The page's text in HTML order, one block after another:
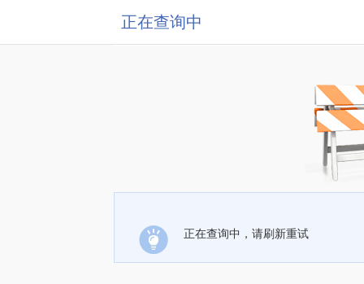
正在查询中
正在查询中，请刷新重试